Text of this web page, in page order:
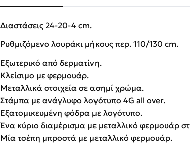
Διαστάσεις 24-20-4 cm.
Ρυθμιζόμενο λουράκι μήκους περ. 110/130 cm.
Εξωτερικό από δερματίνη.
Κλείσιμο με φερμουάρ.
Μεταλλικά στοιχεία σε ασημί χρώμα.
Στάμπα με ανάγλυφο λογότυπο 4G all over.
Εξατομικευμένη φόδρα με λογότυπο.
Ένα κύριο διαμέρισμα με μεταλλικό φερμουάρ
Μία τσέπη μπροστά με μεταλλικό φερμουάρ.